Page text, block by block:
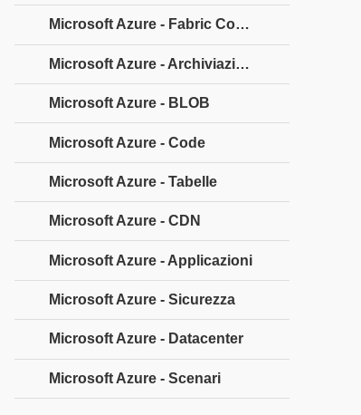
Microsoft Azure - Fabric Controller
Microsoft Azure - Archiviazione
Microsoft Azure - BLOB
Microsoft Azure - Code
Microsoft Azure - Tabelle
Microsoft Azure - CDN
Microsoft Azure - Applicazioni
Microsoft Azure - Sicurezza
Microsoft Azure - Datacenter
Microsoft Azure - Scenari